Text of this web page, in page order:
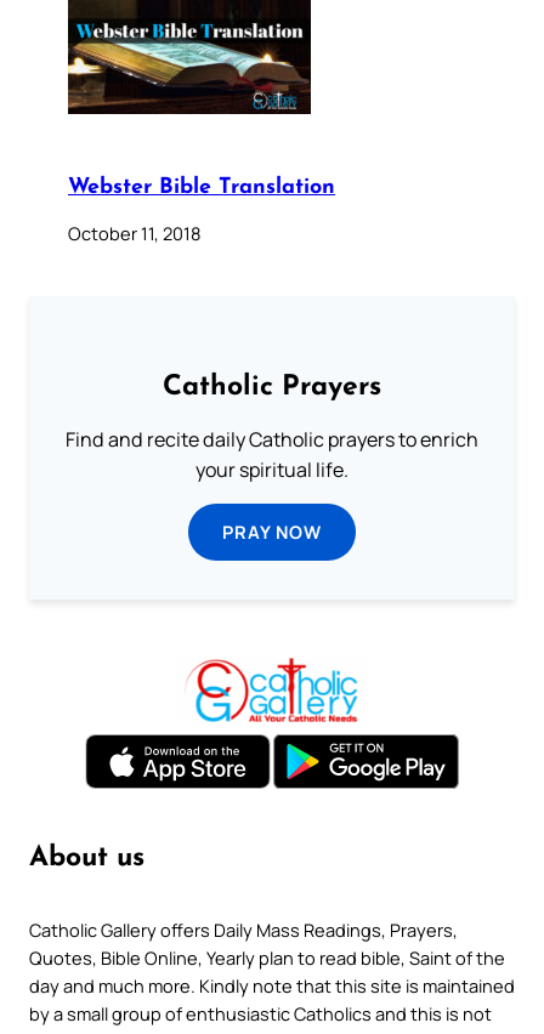
Webster Bible Translation
October 11, 2018
Catholic Prayers
Find and recite daily Catholic prayers to enrich
your spiritual life.
PRAY NOW
About us
Catholic Gallery offers Daily Mass Readings, Prayers,
Quotes, Bible Online, Yearly plan to read bible, Saint of the
day and much more. Kindly note that this site is maintained
by a small group of enthusiastic Catholics and this is not